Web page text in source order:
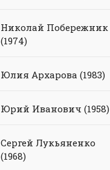
Николай Побережник
(1974)
Юлия Архарова (1983)
Юрий Иванович (1958)
Сергей Лукьяненко
(1968)